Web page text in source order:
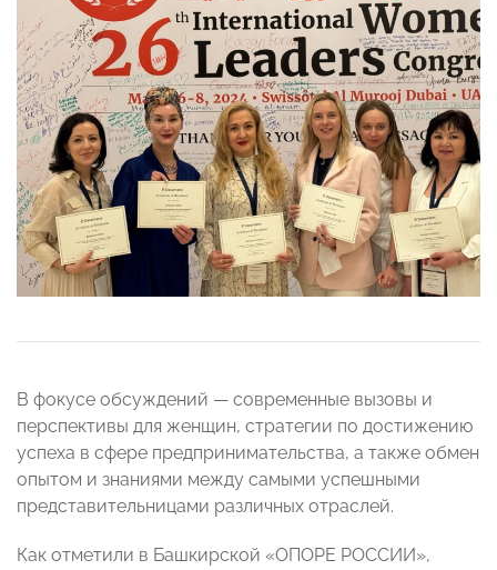
В фокусе обсуждений — современные вызовы и
перспективы для женщин, стратегии по достижению
успеха в сфере предпринимательства, а также обмен
опытом и знаниями между самыми успешными
представительницами различных отраслей.
Как отметили в Башкирской «ОПОРЕ РОССИИ»,